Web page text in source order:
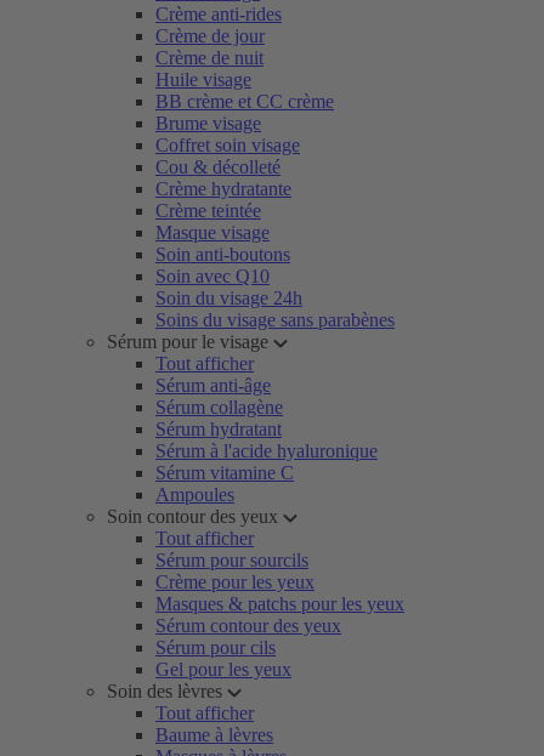
Crème anti-rides
Crème de jour
Crème de nuit
Huile visage
BB crème et CC crème
Brume visage
Coffret soin visage
Cou & décolleté
Crème hydratante
Crème teintée
Masque visage
Soin anti-boutons
Soin avec Q10
Soin du visage 24h
Soins du visage sans parabènes
Sérum pour le visage
Tout afficher
Sérum anti-âge
Sérum collagène
Sérum hydratant
Sérum à l'acide hyaluronique
Sérum vitamine C
Ampoules
Soin contour des yeux
Tout afficher
Sérum pour sourcils
Crème pour les yeux
Masques & patchs pour les yeux
Sérum contour des yeux
Sérum pour cils
Gel pour les yeux
Soin des lèvres
Tout afficher
Baume à lèvres